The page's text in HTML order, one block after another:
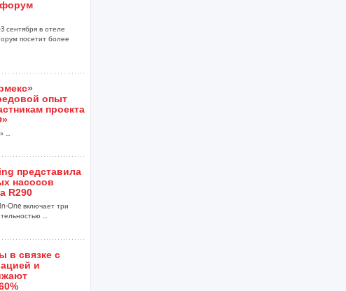
сентября в отеле
посетит более
опыт
проекта
представила
насосов
R290
One включает три
...
в связке с
и